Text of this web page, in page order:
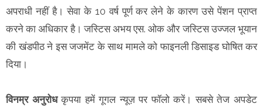
अपराधी नहीं है। सेवा के 10 वर्ष पूर्ण कर लेने के कारण उसे पेंशन प्राप्त
करने का अधिकार है। जस्टिस अभय एस. ओक और जस्टिस उज्जल भूयान
की खंडपीठ ने इस जजमेंट के साथ मामले को फाइनली डिसाइड घोषित कर
दिया।
विनम्र अनुरोधकृपया हमें गूगल न्यूज़ पर फॉलो करें। सबसे तेज अपडेट